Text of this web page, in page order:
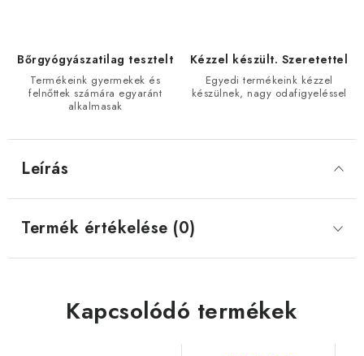
Bőrgyógyászatilag tesztelt
Termékeink gyermekek és
felnőttek számára egyaránt
alkalmasak
Kézzel készült. Szeretettel
Egyedi termékeink kézzel
készülnek, nagy odafigyeléssel
Leírás
Termék értékelése (0)
Kapcsolódó termékek